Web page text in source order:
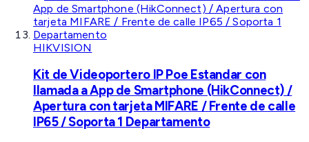
HIKVISION
Kit de Videoportero IP Poe Estandar con
llamada a App de Smartphone (HikConnect) /
Apertura con tarjeta MIFARE / Frente de calle
IP65 / Soporta 1 Departamento